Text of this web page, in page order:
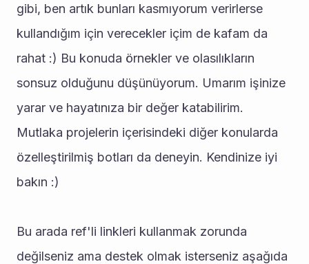
gibi, ben artık bunları kasmıyorum verirlerse
kullandığım için verecekler içim de kafam da
rahat :) Bu konuda örnekler ve olasılıkların
sonsuz olduğunu düşünüyorum. Umarım işinize
yarar ve hayatınıza bir değer katabilirim.
Mutlaka projelerin içerisindeki diğer konularda
özelleştirilmiş botları da deneyin. Kendinize iyi
bakın :)
Bu arada ref'li linkleri kullanmak zorunda
değilseniz ama destek olmak isterseniz aşağıda